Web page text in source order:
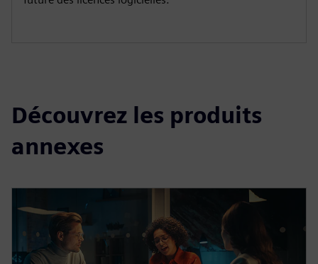
Découvrez les produits
annexes